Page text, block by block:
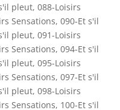
pleut, 088-Loisirs
Sensations, 090-Et s'il
pleut, 091-Loisirs
Sensations, 094-Et s'il
pleut, 095-Loisirs
Sensations, 097-Et s'il
pleut, 098-Loisirs
Sensations, 100-Et s'il